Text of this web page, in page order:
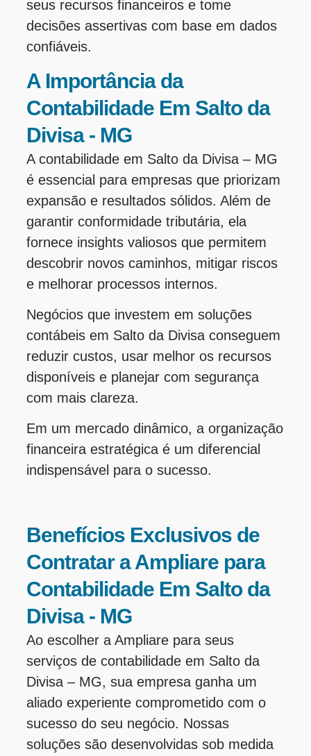
seus recursos financeiros e tome
decisões assertivas com base em dados
confiáveis.
A Importância da
Contabilidade Em Salto da
Divisa - MG
A contabilidade em Salto da Divisa – MG
é essencial para empresas que priorizam
expansão e resultados sólidos. Além de
garantir conformidade tributária, ela
fornece insights valiosos que permitem
descobrir novos caminhos, mitigar riscos
e melhorar processos internos.
Negócios que investem em soluções
contábeis em Salto da Divisa conseguem
reduzir custos, usar melhor os recursos
disponíveis e planejar com segurança
com mais clareza.
Em um mercado dinâmico, a organização
financeira estratégica é um diferencial
indispensável para o sucesso.
Benefícios Exclusivos de
Contratar a Ampliare para
Contabilidade Em Salto da
Divisa - MG
Ao escolher a Ampliare para seus
serviços de contabilidade em Salto da
Divisa – MG, sua empresa ganha um
aliado experiente comprometido com o
sucesso do seu negócio. Nossas
soluções são desenvolvidas sob medida